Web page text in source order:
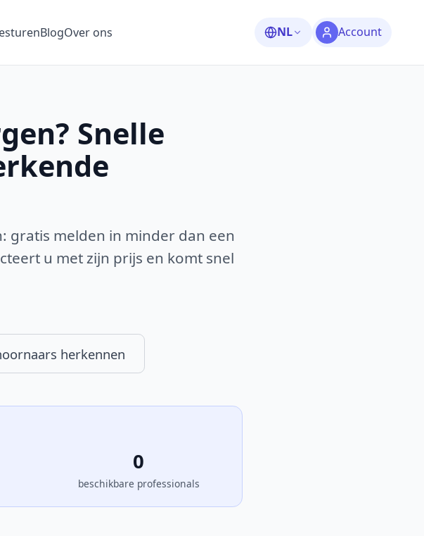
BlogOver ons NL Account
Snelle
gratis melden in minder dan een
u met zijn prijs en komt snel
herkennen
0
beschikbare professionals